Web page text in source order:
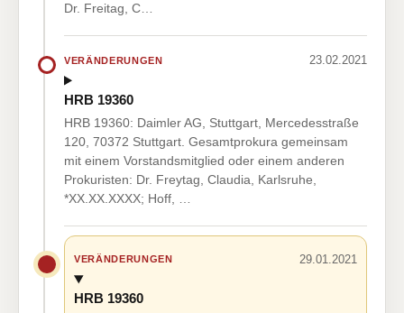
Dr. Freitag, C…
VERÄNDERUNGEN 23.02.2021
HRB 19360
HRB 19360: Daimler AG, Stuttgart, Mercedesstraße
120, 70372 Stuttgart. Gesamtprokura gemeinsam
mit einem Vorstandsmitglied oder einem anderen
Prokuristen: Dr. Freytag, Claudia, Karlsruhe,
*XX.XX.XXXX; Hoff, …
VERÄNDERUNGEN 29.01.2021
HRB 19360